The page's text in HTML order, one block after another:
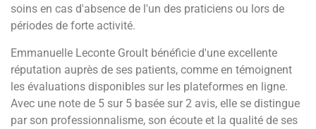
soins en cas d'absence de l'un des praticiens ou lors de
périodes de forte activité.
Emmanuelle Leconte Groult bénéficie d'une excellente
réputation auprès de ses patients, comme en témoignent
les évaluations disponibles sur les plateformes en ligne.
Avec une note de 5 sur 5 basée sur 2 avis, elle se distingue
par son professionnalisme, son écoute et la qualité de ses